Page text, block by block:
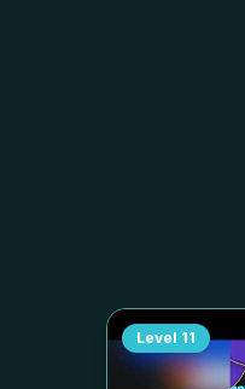
Level 11